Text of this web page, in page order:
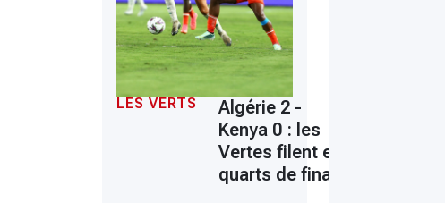
LES VERTS
Algérie 2 -
Kenya 0 : les
Vertes filent en
quarts de finale